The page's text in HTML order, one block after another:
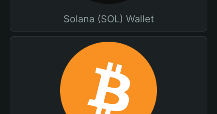
Solana (SOL) Wallet